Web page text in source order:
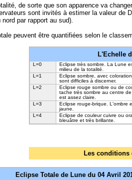
de sorte que son apparence va
sont invités à estimer la valeur
par rapport au sud).
peuvent être quantifiées selon le
L'Echelle
L=0
Eclipse très sombre. La Lune
milieu de la totalité.
L=1
Eclipse sombre, avec
sont difficiles à discerner.
L=2
Eclipse rouge sombre ou de
tache très sombre au centre
est assez claire.
L=3
Eclipse rouge-brique. L'ombre
jaune.
L=4
Eclipse de couleur cuivre ou
bleuâtre et très brillante.
Les conditions
Eclipse Totale de Lune du 04 Avril